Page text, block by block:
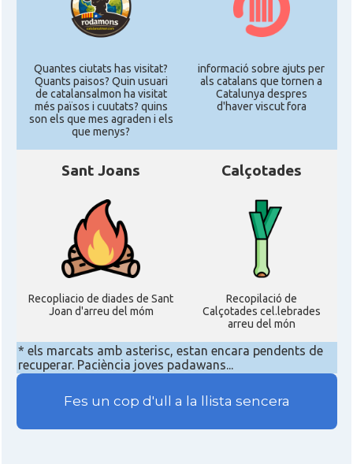
Quantes ciutats has visitat?
Quants paisos? Quin usuari
de catalansalmon ha visitat
més països i cuutats? quins
son els que mes agraden i els
que menys?
informació sobre ajuts per
als catalans que tornen a
Catalunya despres
d'haver viscut fora
Sant Joans
Recopliacio de diades de Sant
Joan d'arreu del móm
Calçotades
Recopilació de
Calçotades cel.lebrades
arreu del món
* els marcats amb asterisc, estan encara pendents de
recuperar. Paciència joves padawans...
Fes un cop d'ull a la llista sencera